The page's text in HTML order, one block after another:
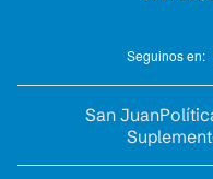
Seguinos en:
San Juan